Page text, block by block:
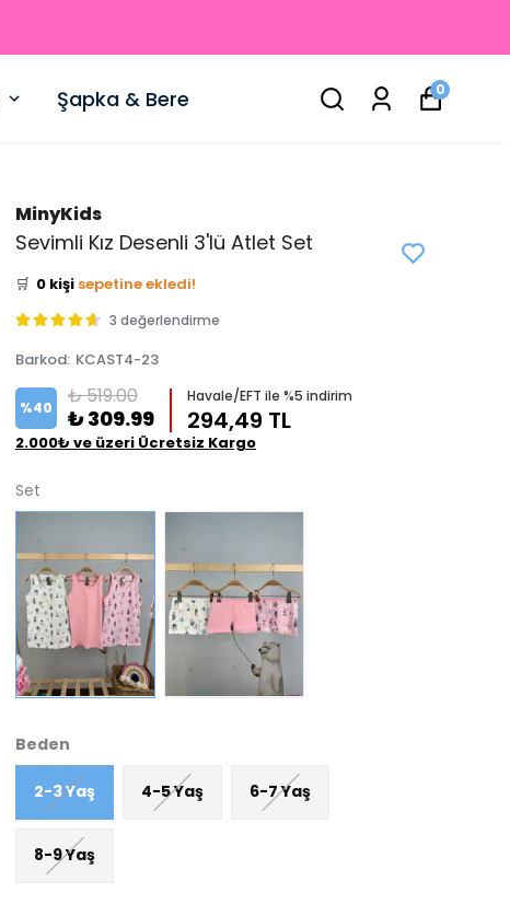
Şapka & Bere 0
MinyKids
Sevimli Kız Desenli 3'lü Atlet Set
👀 Şu an4 kişi
inceliyor!
🛒 0 kişi sepetine ekledi!
✅
Bugün 0 adet3 değerlendirme
Barkod: KCAST4-23
%40 ₺ 519.00
₺ 309.99
Havale/EFT ile %5 indirim
294,49 TL
2.000₺ ve üzeri Ücretsiz Kargo
Set
Beden
2-3 Yaş 4-5 Yaş 6-7 Yaş
8-9 Yaş